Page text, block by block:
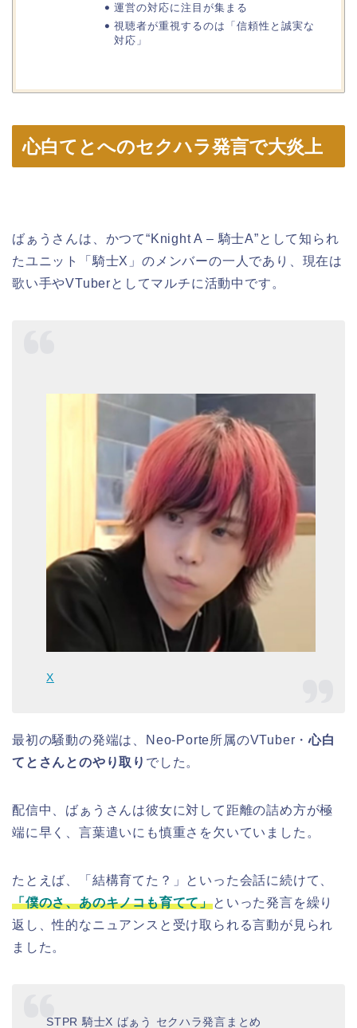
運営の対応に注目が集まる
視聴者が重視するのは「信頼性と誠実な
対応」
心白てとへのセクハラ発言で大炎上
ばぁうさんは、かつて“Knight A – 騎士A”として知られ
たユニット「騎士X」のメンバーの一人であり、現在は
歌い手やVTuberとしてマルチに活動中です。
X
最初の騒動の発端は、Neo-Porte所属のVTuber・心白
てとさんとのやり取り でした。
配信中、ばぁうさんは彼女に対して距離の詰め方が極
端に早く、言葉遣いにも慎重さを欠いていました。
たとえば、「結構育てた？」といった会話に続けて、
「僕のさ、あのキノコも育てて」といった発言を繰り
返し、性的なニュアンスと受け取られる言動が見られ
ました。
STPR 騎士X ばぁう セクハラ発言まとめ